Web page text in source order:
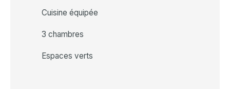
Cuisine équipée
3 chambres
Espaces verts